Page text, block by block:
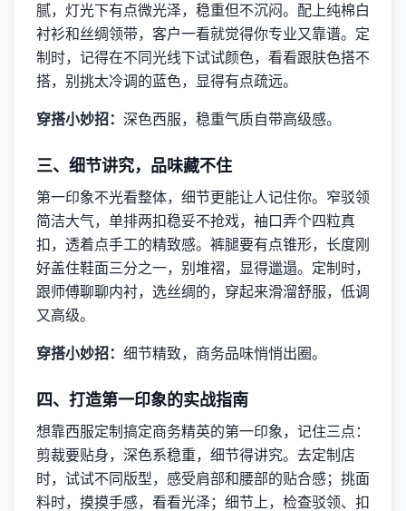
腻，灯光下有点微光泽，稳重但不沉闷。配上纯棉白
衬衫和丝绸领带，客户一看就觉得你专业又靠谱。定
制时，记得在不同光线下试试颜色，看看跟肤色搭不
搭，别挑太冷调的蓝色，显得有点疏远。
穿搭小妙招： 深色西服，稳重气质自带高级感。
三、细节讲究，品味藏不住
第一印象不光看整体，细节更能让人记住你。窄驳领
简洁大气，单排两扣稳妥不抢戏，袖口弄个四粒真
扣，透着点手工的精致感。裤腿要有点锥形，长度刚
好盖住鞋面三分之一，别堆褶，显得邋遢。定制时，
跟师傅聊聊内衬，选丝绸的，穿起来滑溜舒服，低调
又高级。
穿搭小妙招： 细节精致，商务品味悄悄出圈。
四、打造第一印象的实战指南
想靠西服定制搞定商务精英的第一印象，记住三点：
剪裁要贴身，深色系稳重，细节得讲究。去定制店
时，试试不同版型，感受肩部和腰部的贴合感；挑面
料时，摸摸手感，看看光泽；细节上，检查驳领、扣